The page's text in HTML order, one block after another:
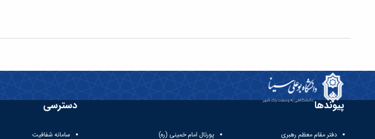
پیوندها
دفتر مقام معظم رهبری پورتال امام خمینی (ره)
دسترسی
سامانه شفافیت